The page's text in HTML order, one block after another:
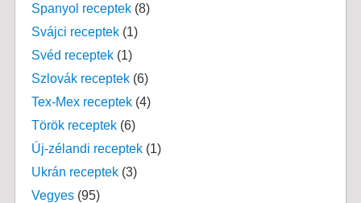
Spanyol receptek(8)
Svájci receptek(1)
Svéd receptek(1)
Szlovák receptek(6)
Tex-Mex receptek(4)
Török receptek(6)
Új-zélandi receptek(1)
Ukrán receptek(3)
Vegyes(95)